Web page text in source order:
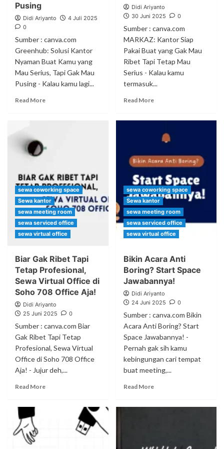
Pusing
Didi Ariyanto
4 Juli 2025
0
Sumber : canva.com
Greenhub: Solusi Kantor
Nyaman Buat Kamu yang
Mau Serius, Tapi Gak Mau
Pusing - Kalau kamu lagi...
Read More
Didi Ariyanto
30 Juni 2025
0
Sumber : canva.com
MARKAZ: Kantor Siap
Pakai Buat yang Gak Mau
Ribet Tapi Tetap Mau
Serius - Kalau kamu
termasuk...
Read More
sewa coworking space
Sewa kantor
sewa meeting room
sewa serviced office
sewa virtual office
Biar Gak Ribet Tapi
Tetap Profesional,
Sewa Virtual Office di
Soho 708 Office Aja!
Didi Ariyanto
25 Juni 2025
0
Sumber : canva.com Biar
Gak Ribet Tapi Tetap
Profesional, Sewa Virtual
Office di Soho 708 Office
Aja! - Jujur deh,...
Read More
sewa coworking space
Sewa kantor
sewa meeting room
sewa serviced office
sewa virtual office
Bikin Acara Anti
Boring? Start Space
Jawabannya!
Didi Ariyanto
24 Juni 2025
0
Sumber : canva.com Bikin
Acara Anti Boring? Start
Space Jawabannya! -
Pernah gak sih kamu
kebingungan cari tempat
buat meeting,...
Read More